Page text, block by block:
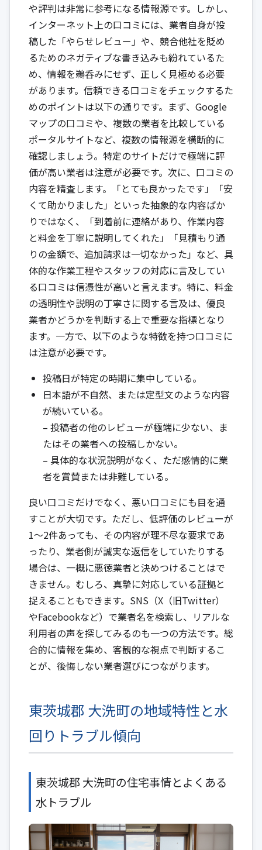
や評判は非常に参考になる情報源です。しかし、
インターネット上の口コミには、業者自身が投
稿した「やらせレビュー」や、競合他社を貶め
るためのネガティブな書き込みも紛れているた
め、情報を鵜呑みにせず、正しく見極める必要
があります。信頼できる口コミをチェックするた
めのポイントは以下の通りです。まず、Google
マップの口コミや、複数の業者を比較している
ポータルサイトなど、複数の情報源を横断的に
確認しましょう。特定のサイトだけで極端に評
価が高い業者は注意が必要です。次に、口コミの
内容を精査します。「とても良かったです」「安
くて助かりました」といった抽象的な内容ばか
りではなく、「到着前に連絡があり、作業内容
と料金を丁寧に説明してくれた」「見積もり通
りの金額で、追加請求は一切なかった」など、具
体的な作業工程やスタッフの対応に言及してい
る口コミは信憑性が高いと言えます。特に、料金
の透明性や説明の丁寧さに関する言及は、優良
業者かどうかを判断する上で重要な指標となり
ます。一方で、以下のような特徴を持つ口コミに
は注意が必要です。
投稿日が特定の時期に集中している。
日本語が不自然、または定型文のような内容
が続いている。
– 投稿者の他のレビューが極端に少ない、ま
たはその業者への投稿しかない。
– 具体的な状況説明がなく、ただ感情的に業
者を賞賛または非難している。
良い口コミだけでなく、悪い口コミにも目を通
すことが大切です。ただし、低評価のレビューが
1〜2件あっても、その内容が理不尽な要求であ
ったり、業者側が誠実な返信をしていたりする
場合は、一概に悪徳業者と決めつけることはで
きません。むしろ、真摯に対応している証拠と
捉えることもできます。SNS（X（旧Twitter）
やFacebookなど）で業者名を検索し、リアルな
利用者の声を探してみるのも一つの方法です。総
合的に情報を集め、客観的な視点で判断するこ
とが、後悔しない業者選びにつながります。
東茨城郡 大洗町の地域特性と水
回りトラブル傾向
東茨城郡 大洗町の住宅事情とよくある
水トラブル